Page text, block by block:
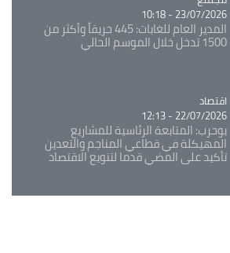
23/07/2026 - 10:18
المدير العام للغابات: 445 حريقاً وأكثر من
1500 تدخل خلال الموسم الحالي
Catégorie
اقتصاد
22/07/2026 - 12:13
بوحرب: المتابعة الرئاسية للمشاريع
المهيكلة في قطاعي المناجم والتعدين
تأكيد على المضي قدما لتنويع الاقتصاد